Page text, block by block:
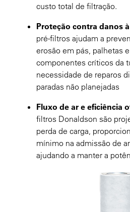
custo total de filtração.
Proteção contra danos
pré-filtros ajudam a
erosão em pás, palhetas
componentes críticos da
necessidade de reparos
paradas não planejadas
Fluxo de ar e eficiência
filtros Donaldson são
perda de carga,
mínimo na admissão de
ajudando a manter a